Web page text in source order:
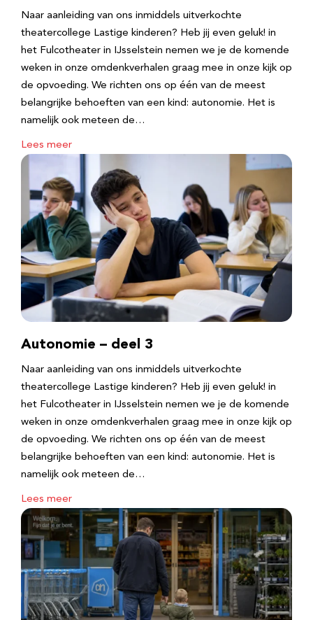
Naar aanleiding van ons inmiddels uitverkochte
theatercollege Lastige kinderen? Heb jij even geluk! in
het Fulcotheater in IJsselstein nemen we je de komende
weken in onze omdenkverhalen graag mee in onze kijk op
de opvoeding. We richten ons op één van de meest
belangrijke behoeften van een kind: autonomie. Het is
namelijk ook meteen de…
Lees meer
Autonomie – deel 3
Naar aanleiding van ons inmiddels uitverkochte
theatercollege Lastige kinderen? Heb jij even geluk! in
het Fulcotheater in IJsselstein nemen we je de komende
weken in onze omdenkverhalen graag mee in onze kijk op
de opvoeding. We richten ons op één van de meest
belangrijke behoeften van een kind: autonomie. Het is
namelijk ook meteen de…
Lees meer